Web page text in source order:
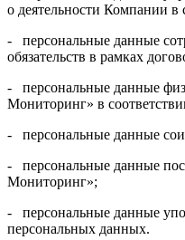
о деятельности Компании в
- персональные данные
обязательств в рамках
- персональные данные
Мониторинг» в
- персональные данные
- персональные данные
Мониторинг»;
- персональные данные
персональных данных.